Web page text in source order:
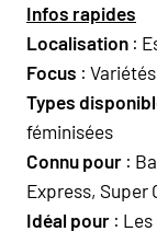
Infos rapides
Localisation :
Focus : Variétés
Types
féminisées
Connu pour :
Express, Super
Idéal pour :